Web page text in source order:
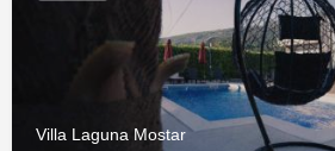
Villa Laguna Mostar